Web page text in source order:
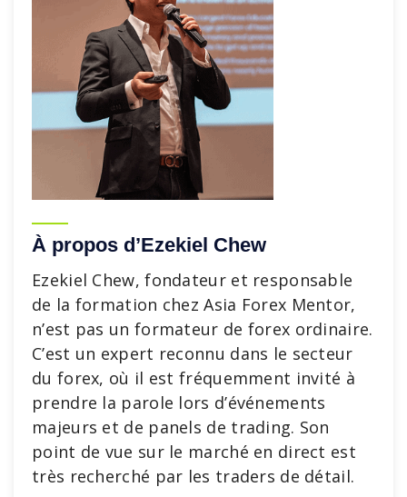
À propos d’Ezekiel Chew
Ezekiel Chew, fondateur et responsable
de la formation chez Asia Forex Mentor,
n’est pas un formateur de forex ordinaire.
C’est un expert reconnu dans le secteur
du forex, où il est fréquemment invité à
prendre la parole lors d’événements
majeurs et de panels de trading. Son
point de vue sur le marché en direct est
très recherché par les traders de détail.